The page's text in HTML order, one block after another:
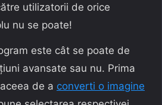
utilizatorii de orice
nu se poate!
este cât se poate de
avansate sau nu. Prima
de a converti o imagine